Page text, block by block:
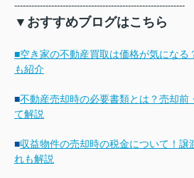
------------------------------------------------------------
▼おすすめブログはこちら
■空き家の不動産買取は価格が気になる
も紹介
■不動産売却時の必要書類とは？売却前
て解説
■収益物件の売却時の税金について！譲
れも解説